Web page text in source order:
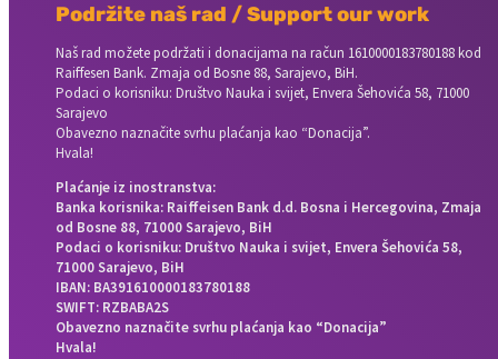
Podržite naš rad / Support our work
Naš rad možete podržati i donacijama na račun 1610000183780188 kod
Raiffesen Bank. Zmaja od Bosne 88, Sarajevo, BiH.
Podaci o korisniku: Društvo Nauka i svijet, Envera Šehovića 58, 71000
Sarajevo
Obavezno naznačite svrhu plaćanja kao “Donacija”.
Hvala!
Plaćanje iz inostranstva:
Banka korisnika: Raiffeisen Bank d.d. Bosna i Hercegovina, Zmaja
od Bosne 88, 71000 Sarajevo, BiH
Podaci o korisniku: Društvo Nauka i svijet, Envera Šehovića 58,
71000 Sarajevo, BiH
IBAN: BA391610000183780188
SWIFT: RZBABA2S
Obavezno naznačite svrhu plaćanja kao “Donacija”
Hvala!